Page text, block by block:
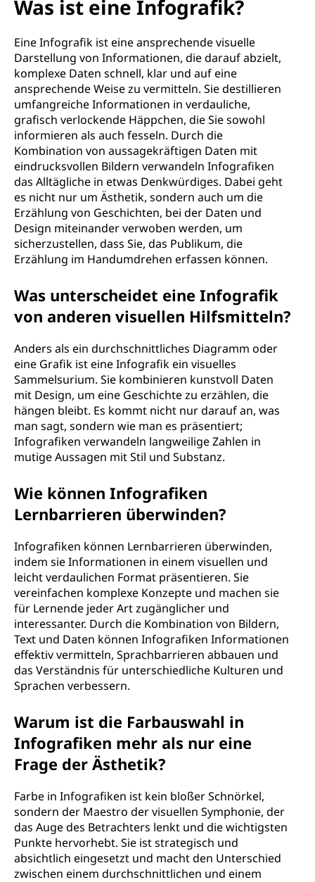
Was ist eine Infografik?
Eine Infografik ist eine ansprechende visuelle
Darstellung von Informationen, die darauf abzielt,
komplexe Daten schnell, klar und auf eine
ansprechende Weise zu vermitteln. Sie destillieren
umfangreiche Informationen in verdauliche,
grafisch verlockende Häppchen, die Sie sowohl
informieren als auch fesseln. Durch die
Kombination von aussagekräftigen Daten mit
eindrucksvollen Bildern verwandeln Infografiken
das Alltägliche in etwas Denkwürdiges. Dabei geht
es nicht nur um Ästhetik, sondern auch um die
Erzählung von Geschichten, bei der Daten und
Design miteinander verwoben werden, um
sicherzustellen, dass Sie, das Publikum, die
Erzählung im Handumdrehen erfassen können.
Was unterscheidet eine Infografik
von anderen visuellen Hilfsmitteln?
Anders als ein durchschnittliches Diagramm oder
eine Grafik ist eine Infografik ein visuelles
Sammelsurium. Sie kombinieren kunstvoll Daten
mit Design, um eine Geschichte zu erzählen, die
hängen bleibt. Es kommt nicht nur darauf an, was
man sagt, sondern wie man es präsentiert;
Infografiken verwandeln langweilige Zahlen in
mutige Aussagen mit Stil und Substanz.
Wie können Infografiken
Lernbarrieren überwinden?
Infografiken können Lernbarrieren überwinden,
indem sie Informationen in einem visuellen und
leicht verdaulichen Format präsentieren. Sie
vereinfachen komplexe Konzepte und machen sie
für Lernende jeder Art zugänglicher und
interessanter. Durch die Kombination von Bildern,
Text und Daten können Infografiken Informationen
effektiv vermitteln, Sprachbarrieren abbauen und
das Verständnis für unterschiedliche Kulturen und
Sprachen verbessern.
Warum ist die Farbauswahl in
Infografiken mehr als nur eine
Frage der Ästhetik?
Farbe in Infografiken ist kein bloßer Schnörkel,
sondern der Maestro der visuellen Symphonie, der
das Auge des Betrachters lenkt und die wichtigsten
Punkte hervorhebt. Sie ist strategisch und
absichtlich eingesetzt und macht den Unterschied
zwischen einem durchschnittlichen und einem